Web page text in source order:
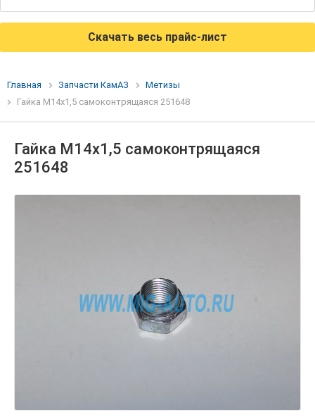
Скачать весь прайс-лист
Главная Запчасти КамАЗ
Метизы
Гайка М14х1,5 самоконтрящаяся 251648
Гайка М14х1,5 самоконтрящаяся
251648